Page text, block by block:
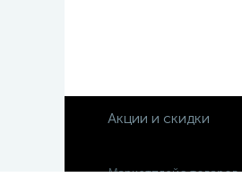
Акции и скидки
Маркетплейс товаров